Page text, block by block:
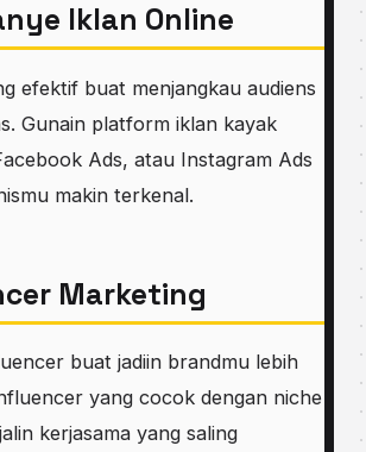
Iklan Online
efektif buat menjangkau audiens
Gunain platform iklan kayak
Ads, atau Instagram Ads
makin terkenal.
Marketing
buat jadiin brandmu lebih
yang cocok dengan niche
kerjasama yang saling